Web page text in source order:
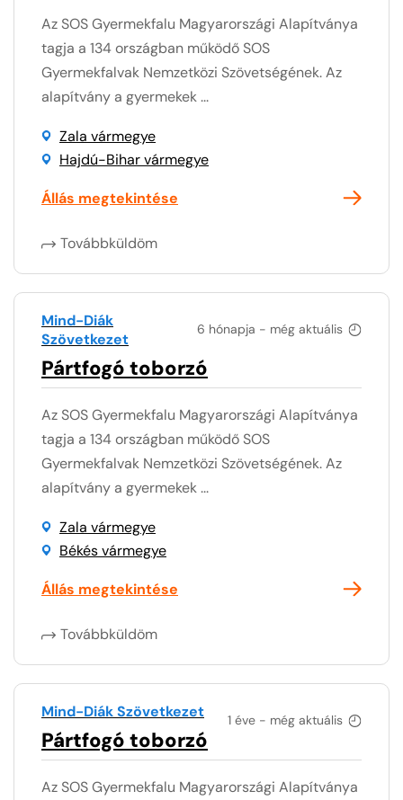
Az SOS Gyermekfalu Magyarországi Alapítványa
tagja a 134 országban működő SOS
Gyermekfalvak Nemzetközi Szövetségének. Az
alapítvány a gyermekek ...
Zala vármegye
Hajdú-Bihar vármegye
Állás megtekintése
Továbbküldöm
6 hónapja - még aktuális
Mind-Diák
Szövetkezet
Pártfogó toborzó
Az SOS Gyermekfalu Magyarországi Alapítványa
tagja a 134 országban működő SOS
Gyermekfalvak Nemzetközi Szövetségének. Az
alapítvány a gyermekek ...
Zala vármegye
Békés vármegye
Állás megtekintése
Továbbküldöm
1 éve - még aktuális
Mind-Diák Szövetkezet
Pártfogó toborzó
Az SOS Gyermekfalu Magyarországi Alapítványa